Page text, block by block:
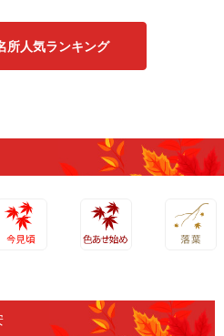
所人気ランキング